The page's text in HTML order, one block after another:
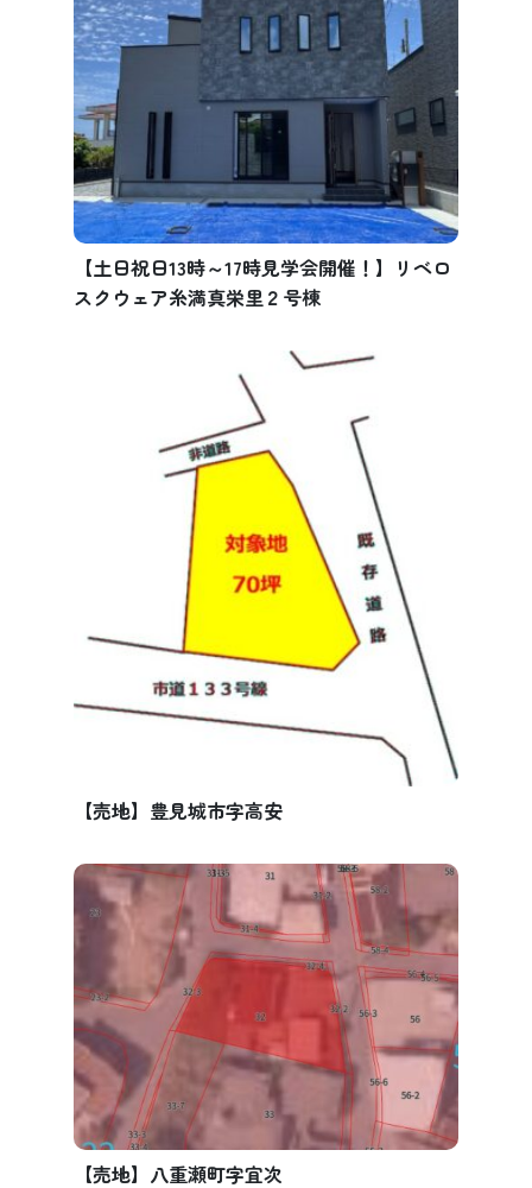
【土日祝日13時～17時見学会開催！】リベロ
スクウェア糸満真栄里２号棟
【売地】豊見城市字高安
【売地】八重瀬町字宜次